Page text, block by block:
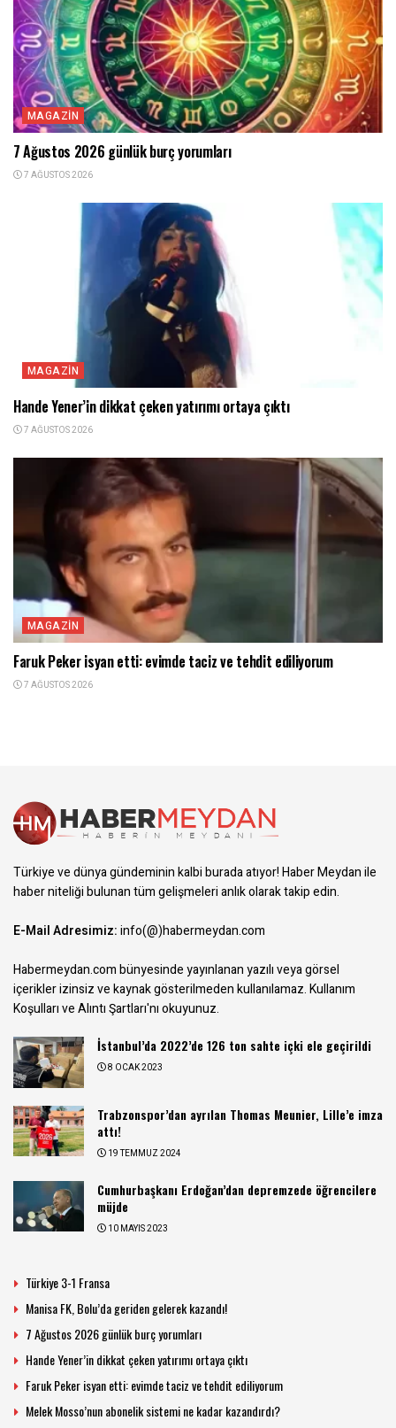
MAGAZIN
7 Ağustos 2026 günlük burç yorumları
7 AĞUSTOS 2026
MAGAZIN
Hande Yener’in dikkat çeken yatırımı ortaya çıktı
7 AĞUSTOS 2026
MAGAZIN
Faruk Peker isyan etti: evimde taciz ve tehdit ediliyorum
7 AĞUSTOS 2026
Türkiye ve dünya gündeminin kalbi burada atıyor! Haber Meydan ile
haber niteliği bulunan tüm gelişmeleri anlık olarak takip edin.
E-Mail Adresimiz:info(@)habermeydan.com
Habermeydan.com bünyesinde yayınlanan yazılı veya görsel
içerikler izinsiz ve kaynak gösterilmeden kullanılamaz.Kullanım
Koşulları ve Alıntı Şartları'nı okuyunuz.
İstanbul’da 2022’de 126 ton sahte içki ele geçirildi
8 OCAK 2023
Trabzonspor’dan ayrılan Thomas Meunier, Lille’e imza
attı!
19 TEMMUZ 2024
Cumhurbaşkanı Erdoğan’dan depremzede öğrencilere
müjde
10 MAYIS 2023
Türkiye 3-1 Fransa
Manisa FK, Bolu’da geriden gelerek kazandı!
7 Ağustos 2026 günlük burç yorumları
Hande Yener’in dikkat çeken yatırımı ortaya çıktı
Faruk Peker isyan etti: evimde taciz ve tehdit ediliyorum
Melek Mosso’nun abonelik sistemi ne kadar kazandırdı?